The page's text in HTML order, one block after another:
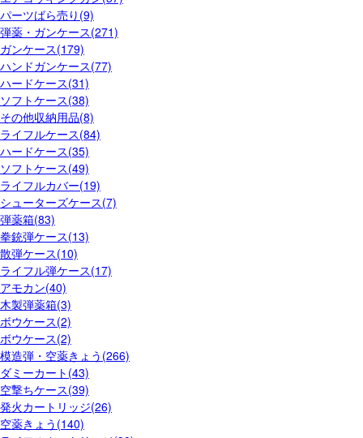
パーツばら売り(9)
弾薬・ガンケース(271)
ガンケース(179)
ハンドガンケース(77)
ハードケース(31)
ソフトケース(38)
その他収納用品(8)
ライフルケース(84)
ハードケース(35)
ソフトケース(49)
ライフルカバー(19)
シューターズケース(7)
弾薬箱(83)
拳銃弾ケース(13)
散弾ケース(10)
ライフル弾ケース(17)
アモカン(40)
木製弾薬箱(3)
ボウケース(2)
ボウケース(2)
模造弾・空薬きょう(266)
ダミーカート(43)
空撃ちケース(39)
発火カートリッジ(26)
空薬きょう(140)